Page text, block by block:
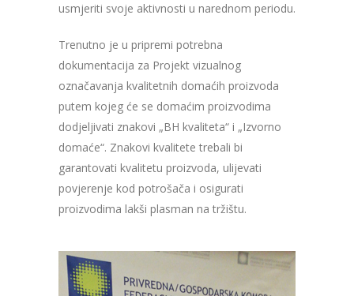
usmjeriti svoje aktivnosti u narednom periodu.
Trenutno je u pripremi potrebna
dokumentacija za Projekt vizualnog
označavanja kvalitetnih domaćih proizvoda
putem kojeg će se domaćim proizvodima
dodjeljivati znakovi „BH kvaliteta“ i „Izvorno
domaće“. Znakovi kvalitete trebali bi
garantovati kvalitetu proizvoda, ulijevati
povjerenje kod potrošača i osigurati
proizvodima lakši plasman na tržištu.